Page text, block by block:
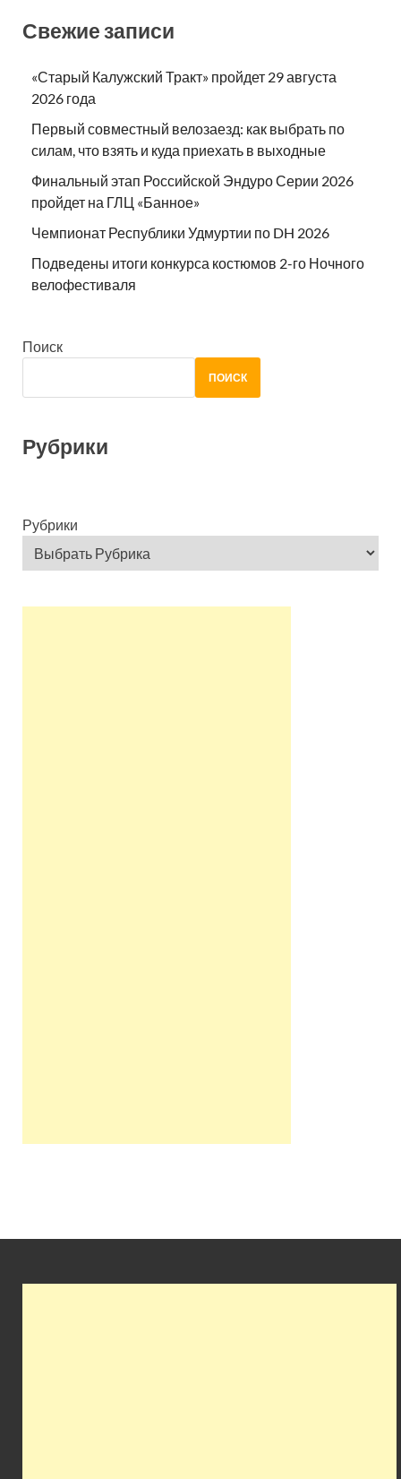
Свежие записи
«Старый Калужский Тракт» пройдет 29 августа
2026 года
Первый совместный велозаезд: как выбрать по
силам, что взять и куда приехать в выходные
Финальный этап Российской Эндуро Серии 2026
пройдет на ГЛЦ «Банное»
Чемпионат Республики Удмуртии по DH 2026
Подведены итоги конкурса костюмов 2-го Ночного
велофестиваля
Поиск
ПОИСК
Рубрики
Рубрики